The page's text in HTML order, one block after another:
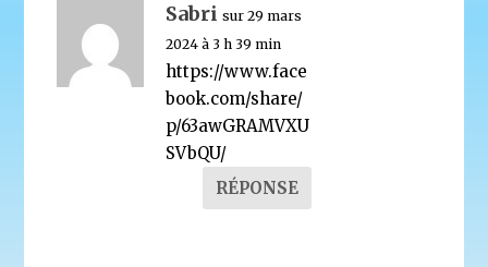
Sabri sur 29 mars
2024 à 3 h 39 min
https://www.face
book.com/share/
p/63awGRAMVXU
SVbQU/
RÉPONSE